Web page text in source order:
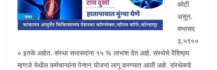
कोटी
असून,
सभासद
३,५९००
० इतके आहेत. संस्था सभासदांना १५ % लाभांश देत आहे. संस्थेचे वैशिष्ठ्य
म्हणजे येथील कर्मचाऱ्यांना पेन्शन योजना लागू करण्यात आली आहे. संस्थेकडे